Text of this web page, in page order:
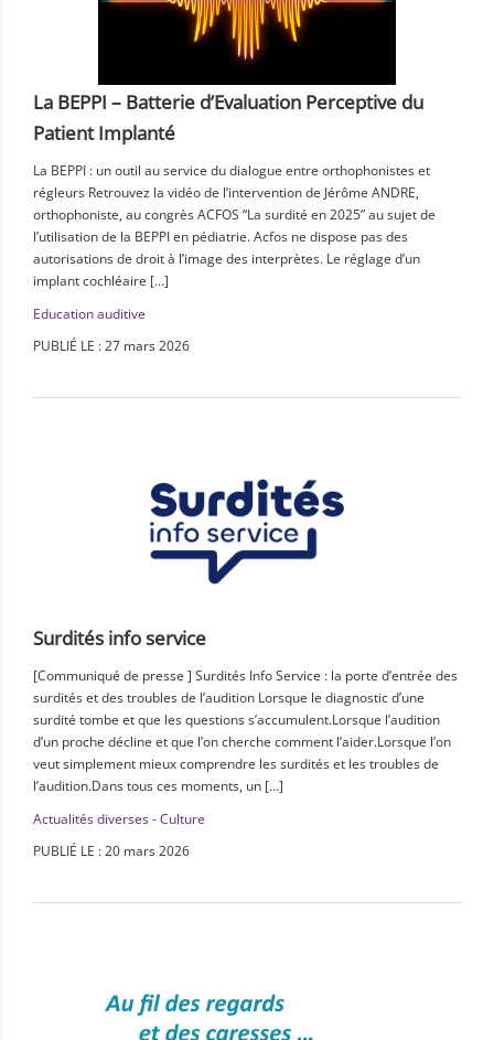
La BEPPI – Batterie d’Evaluation Perceptive du
Patient Implanté
La BEPPI : un outil au service du dialogue entre orthophonistes et
régleurs Retrouvez la vidéo de l’intervention de Jérôme ANDRE,
orthophoniste, au congrès ACFOS “La surdité en 2025” au sujet de
l’utilisation de la BEPPI en pédiatrie. Acfos ne dispose pas des
autorisations de droit à l’image des interprètes. Le réglage d’un
implant cochléaire […]
Education auditive
PUBLIÉ LE : 27 mars 2026
Surdités info service
[Communiqué de presse ] Surdités Info Service : la porte d’entrée des
surdités et des troubles de l’audition Lorsque le diagnostic d’une
surdité tombe et que les questions s’accumulent.Lorsque l’audition
d’un proche décline et que l’on cherche comment l’aider.Lorsque l’on
veut simplement mieux comprendre les surdités et les troubles de
l’audition.Dans tous ces moments, un […]
Actualités diverses - Culture
PUBLIÉ LE : 20 mars 2026